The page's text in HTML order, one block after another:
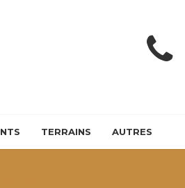
TERRAINS AUTRES